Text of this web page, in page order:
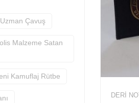
DERI
Çavuş
Malzeme Satan
Kamuflaj Rütbe